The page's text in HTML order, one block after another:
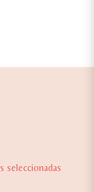
seleccionadas